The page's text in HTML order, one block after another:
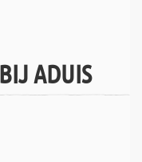
ADUIS